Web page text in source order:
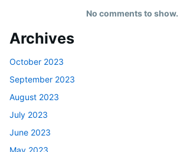
No comments to show.
Archives
October 2023
September 2023
August 2023
July 2023
June 2023
May 2023